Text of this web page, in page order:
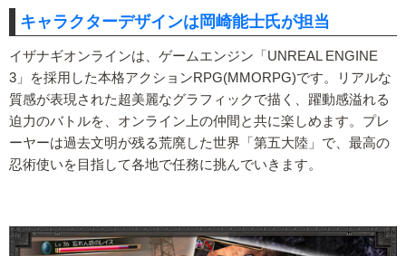
キャラクターデザインは岡崎能士氏が担当
イザナギオンラインは、ゲームエンジン「UNREAL ENGINE
3」を採用した本格アクションRPG(MMORPG)です。リアルな
質感が表現された超美麗なグラフィックで描く、躍動感溢れる
迫力のバトルを、オンライン上の仲間と共に楽しめます。プレ
ーヤーは過去文明が残る荒廃した世界「第五大陸」で、最高の
忍術使いを目指して各地で任務に挑んでいきます。